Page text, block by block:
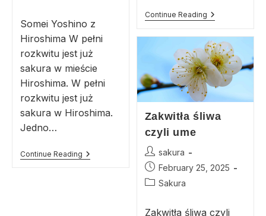
Continue Reading
Somei Yoshino z
Hiroshima W pełni
rozkwitu jest już
sakura w mieście
Hiroshima. W pełni
rozkwitu jest już
sakura w Hiroshima.
Jedno…
Continue Reading
Zakwitła śliwa
czyli ume
sakura
February 25, 2025
Sakura
Zakwitła śliwa czyli